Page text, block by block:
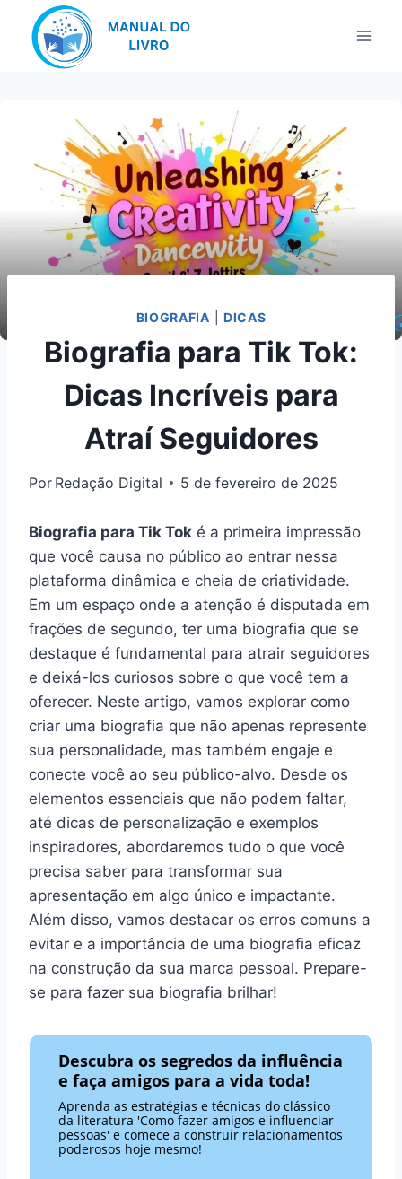
BIOGRAFIA DICAS
Biografia para Tik Tok:
Dicas Incríveis para
Atraí Seguidores
Por Redação Digital 5 de fevereiro de 2025
Biografia para Tik Tok é a primeira impressão
que você causa no público ao entrar nessa
plataforma dinâmica e cheia de criatividade.
Em um espaço onde a atenção é disputada em
frações de segundo, ter uma biografia que se
destaque é fundamental para atrair seguidores
e deixá-los curiosos sobre o que você tem a
oferecer. Neste artigo, vamos explorar como
criar uma biografia que não apenas represente
sua personalidade, mas também engaje e
conecte você ao seu público-alvo. Desde os
elementos essenciais que não podem faltar,
até dicas de personalização e exemplos
inspiradores, abordaremos tudo o que você
precisa saber para transformar sua
apresentação em algo único e impactante.
Além disso, vamos destacar os erros comuns a
evitar e a importância de uma biografia eficaz
na construção da sua marca pessoal. Prepare-
se para fazer sua biografia brilhar!
Descubra os segredos da influência
e faça amigos para a vida toda!
Aprenda as estratégias e técnicas do clássico
da literatura 'Como fazer amigos e influenciar
pessoas' e comece a construir relacionamentos
poderosos hoje mesmo!